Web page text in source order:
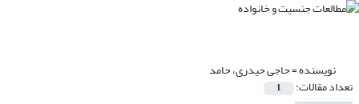
نویسنده =حاجی حیدری، حامد
تعداد مقالات: 1